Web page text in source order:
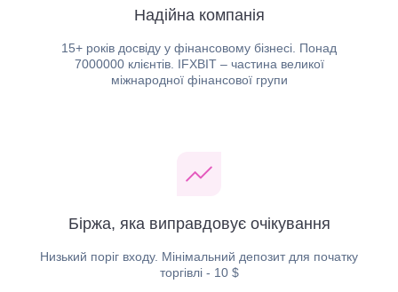
Надійна компанія
15+ років досвіду у фінансовому бізнесі. Понад
7000000 клієнтів. IFXBIT – частина великої
міжнародної фінансової групи
Біржа, яка виправдовує очікування
Низький поріг входу. Мінімальний депозит для початку
торгівлі - 10 $